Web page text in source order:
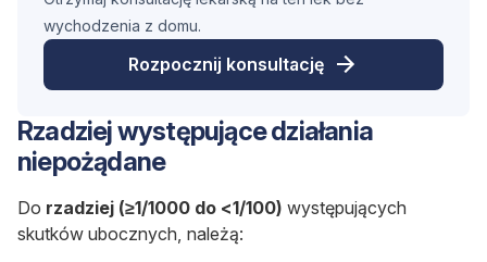
wychodzenia z domu.
Rozpocznij konsultację
Rzadziej występujące działania
niepożądane
Do rzadziej (≥1/1000 do <1/100) występujących
skutków ubocznych, należą: